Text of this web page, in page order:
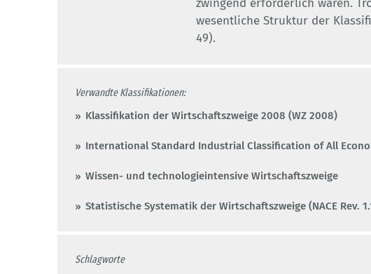
zwingend erforderlich waren.
wesentliche Struktur der
49).
Verwandte Klassifikationen:
Klassifikation der Wirtschaftszweige 2008 (WZ 2008)
International Standard Industrial Classification of All
Wissen- und technologieintensive Wirtschaftszweige
Statistische Systematik der Wirtschaftszweige (NACE Rev.
Schlagworte